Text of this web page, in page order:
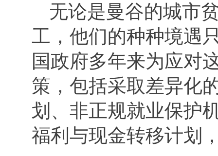
无论是曼谷的城市
工，他们的种种境遇
国政府多年来为应对
策，包括采取差异化
划、非正规就业保护
福利与现金转移计划